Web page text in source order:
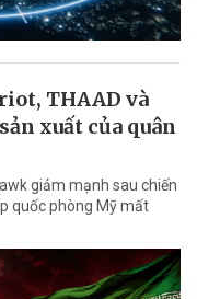
THAAD và
xuất của quân
giảm mạnh sau chiến
quốc phòng Mỹ mất